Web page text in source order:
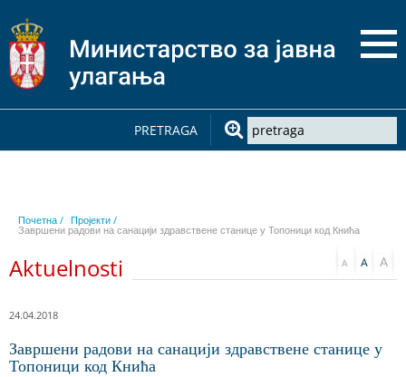
PRETRAGA
Почетна / Пројекти /
Завршени радови на санацији здравствене станице у Топоници код Кнића
Aktuelnosti
24.04.2018
Завршени радови на санацији здравствене станице у
Топоници код Кнића